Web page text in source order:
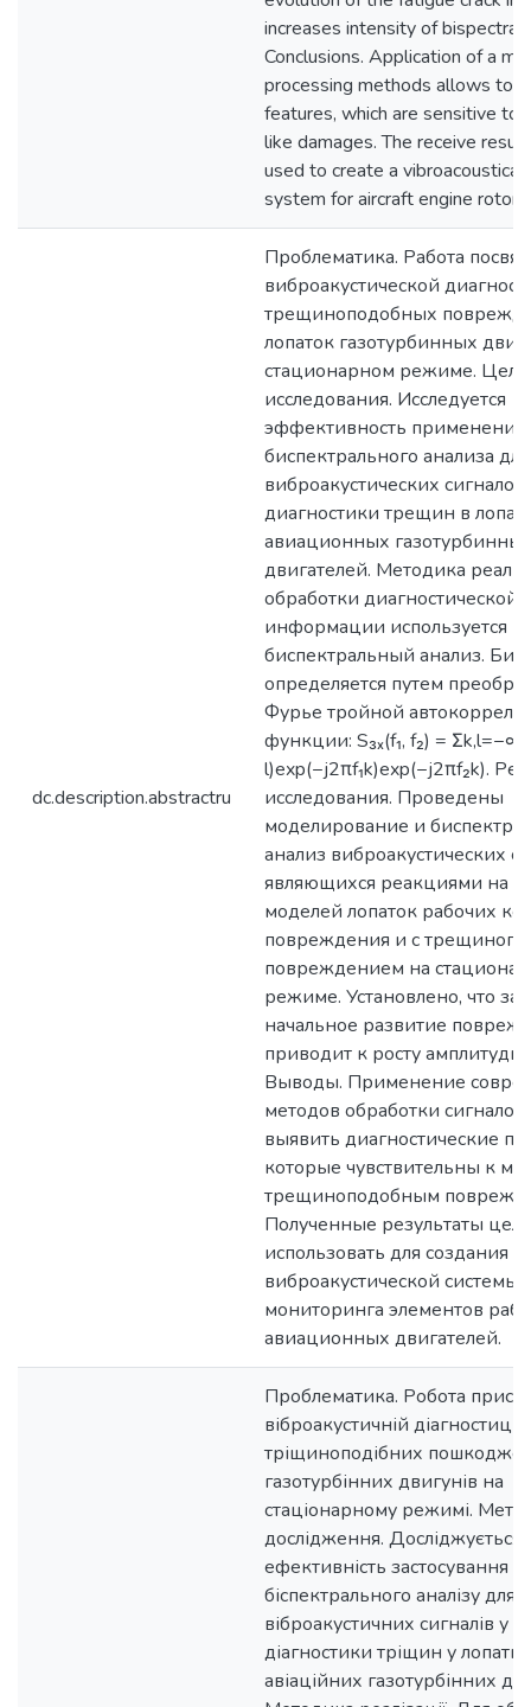
increases intensity of bispectral
Conclusions. Application of a
processing methods allows to
features, which are sensitive to
like damages. The receive
used to create a vibroacoustical
system for aircraft engine rotor
dc.description.abstractru
Проблематика. Работа
виброакустической
трещиноподобных
лопаток газотурбинных
стационарном режиме. Цель
исследования. Исследуется
эффективность применения
биспектрального анализа
виброакустических сигналов
диагностики трещин в
авиационных
двигателей. Методика
обработки диагностической
информации используется
биспектральный анализ.
определяется путем
Фурье тройной
функции: S₃ₓ(f₁, f₂) =
l)exp(−j2πf₁k)exp(−j2πf₂k).
исследования. Проведены
моделирование и
анализ виброакустических
являющихся реакциями на
моделей лопаток рабочих
повреждения и с
повреждением на
режиме. Установлено, что
начальное развитие
приводит к росту амплитуды
Выводы. Применение
методов обработки
выявить диагностические
которые чувствительны к
трещиноподобным
Полученные результаты
использовать для создания
виброакустической системы
мониторинга элементов
авиационных двигателей.
Проблематика. Робота
віброакустичній діагностиці
тріщиноподібних
газотурбінних двигунів на
стаціонарному режимі. Мета
дослідження. Досліджується
ефективність застосування
біспектрального аналізу для
віброакустичних сигналів у
діагностики тріщин у
авіаційних газотурбінних